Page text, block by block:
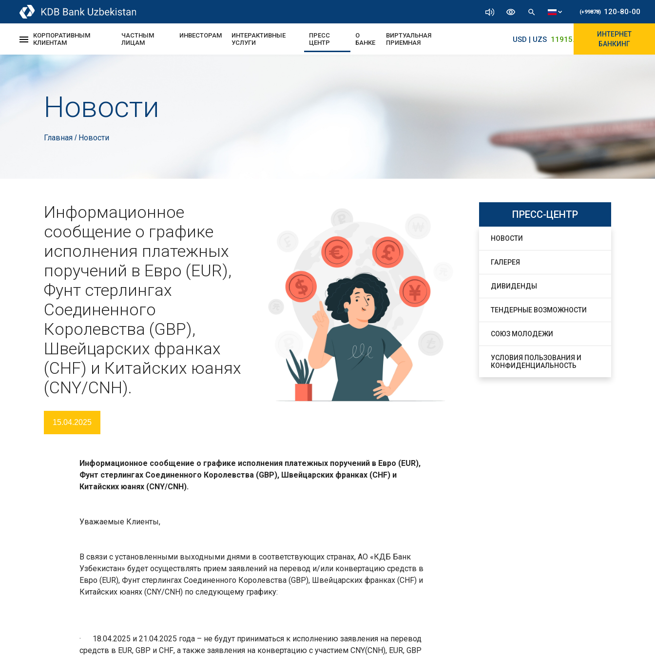
(+99878) 120-80-00
КОРПОРАТИВНЫМ
КЛИЕНТАМ
ЧАСТНЫМ
ЛИЦАМ
ИНВЕСТОРАМ
ИНТЕРАКТИВНЫЕ
УСЛУГИ
ПРЕСС
ЦЕНТР
О
БАНКЕ
ВИРТУАЛЬНАЯ
ПРИЕМНАЯ
USD | UZS 11915.64 11890/12010
ИНТЕРНЕТ
БАНКИНГ
Новости
Главная / Новости
Информационное
сообщение о графике
исполнения платежных
поручений в Евро (EUR),
Фунт стерлингах
Соединенного
Королевства (GBP),
Швейцарских франках
(CHF) и Китайских юанях
(CNY/CNH).
15.04.2025
Информационное сообщение о графике исполнения платежных поручений в Евро (EUR),
Фунт стерлингах Соединенного Королевства (GBP), Швейцарских франках (CHF) и
Китайских юанях (CNY/CNH).
Уважаемые Клиенты,
В связи с установленными выходными днями в соответствующих странах, АО «КДБ Банк
Узбекистан» будет осуществлять прием заявлений на перевод и/или конвертацию средств в
Евро (EUR), Фунт стерлингах Соединенного Королевства (GBP), Швейцарских франках (CHF) и
Китайских юанях (CNY/CNH) по следующему графику:
·
18.04.2025 и 21.04.2025 года – не будут приниматься к исполнению заявления на перевод
средств в EUR, GBP и CHF, а также заявления на конвертацию с участием CNY(CNH), EUR, GBP
ПРЕСС-ЦЕНТР
НОВОСТИ
ГАЛЕРЕЯ
ДИВИДЕНДЫ
ТЕНДЕРНЫЕ ВОЗМОЖНОСТИ
СОЮЗ МОЛОДЕЖИ
УСЛОВИЯ ПОЛЬЗОВАНИЯ И
КОНФИДЕНЦИАЛЬНОСТЬ